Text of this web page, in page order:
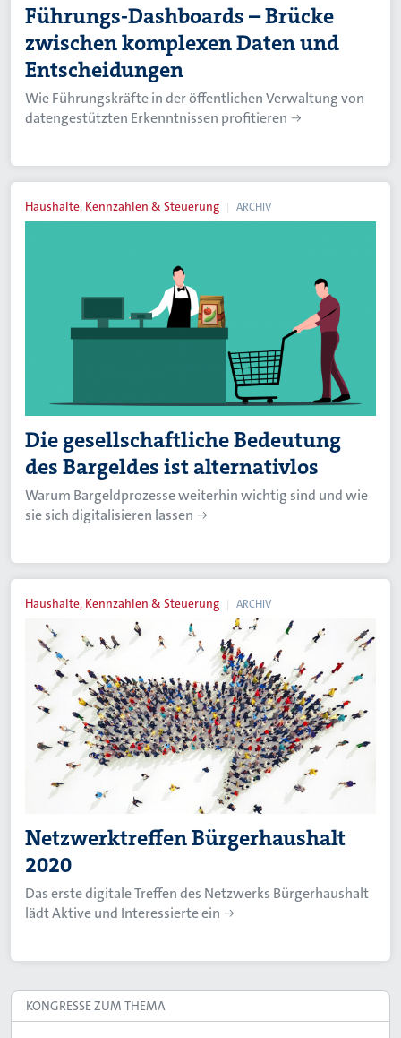
Führungs-Dashboards – Brücke
zwischen komplexen Daten und
Entscheidungen
Wie Führungskräfte in der öffentlichen Verwaltung von
datengestützten Erkenntnissen profitieren
Haushalte, Kennzahlen & Steuerung ARCHIV
Die gesellschaftliche Bedeutung
des Bargeldes ist alternativlos
Warum Bargeldprozesse weiterhin wichtig sind und wie
sie sich digitalisieren lassen
Haushalte, Kennzahlen & Steuerung ARCHIV
Netzwerktreffen Bürgerhaushalt
2020
Das erste digitale Treffen des Netzwerks Bürgerhaushalt
lädt Aktive und Interessierte ein
KONGRESSE ZUM THEMA